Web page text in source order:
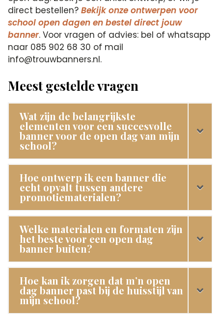
direct bestellen?Bekijk onze ontwerpen voor
school open dagen en bestel direct jouw
banner. Voor vragen of advies: bel of whatsapp
naar 085 902 68 30 of mail
info@trouwbanners.nl.
Meest gestelde vragen
Wat zijn de belangrijkste
elementen voor een succesvolle
banner voor de open dag van mijn
school?
Hoe ontwerp ik een banner die
echt opvalt tussen andere
promotiematerialen?
Welke materialen en formaten zijn
het beste voor een open dag
banner buiten?
Hoe kan ik zorgen dat m’n open
dag banner past bij de huisstijl van
mijn school?